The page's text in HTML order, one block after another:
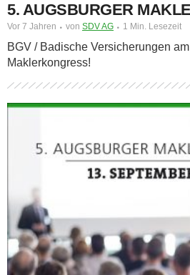
5. AUGSBURGER
Vor 7 Jahren von SDV AG 1 Min. Lesezeit
BGV / Badische Versicherungen
Maklerkongress!